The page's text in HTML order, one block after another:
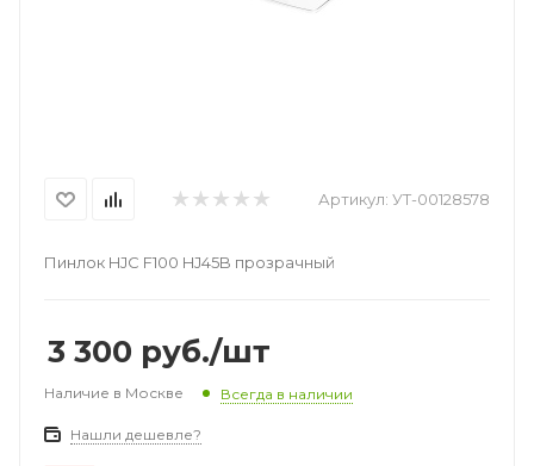
Артикул: УТ-00128578
Пинлок HJC F100 HJ45B прозрачный
3 300 руб./шт
Наличие в Москве Всегда в наличии
Нашли дешевле?